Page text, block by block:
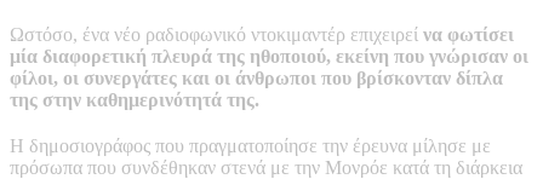
Ωστόσο, ένα νέο ραδιοφωνικό ντοκιμαντέρ επιχειρεί να φωτίσει
μία διαφορετική πλευρά της ηθοποιού, εκείνη που γνώρισαν οι
φίλοι, οι συνεργάτες και οι άνθρωποι που βρίσκονταν δίπλα
της στην καθημερινότητά της.
Η δημοσιογράφος που πραγματοποίησε την έρευνα μίλησε με
πρόσωπα που συνδέθηκαν στενά με την Μονρόε κατά τη διάρκεια